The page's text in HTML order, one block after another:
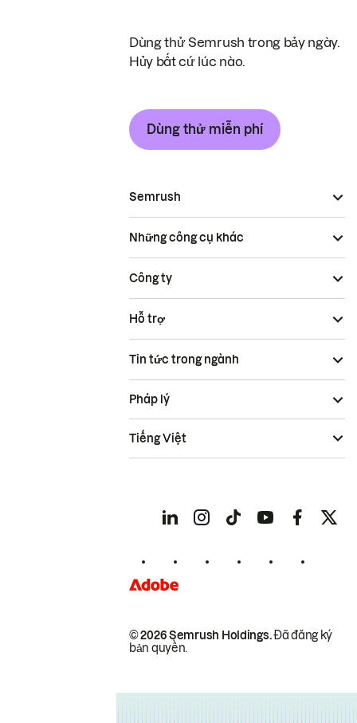
Dùng thử Semrush trong bảy ngày.
Hủy bất cứ lúc nào.
Dùng thử miễn phí
Semrush
Những công cụ khác
Công ty
Hỗ trợ
Tin tức trong ngành
© 2026 Semrush Holdings.Đã đăng ký
bản quyền.
Pháp lý
Tiếng Việt